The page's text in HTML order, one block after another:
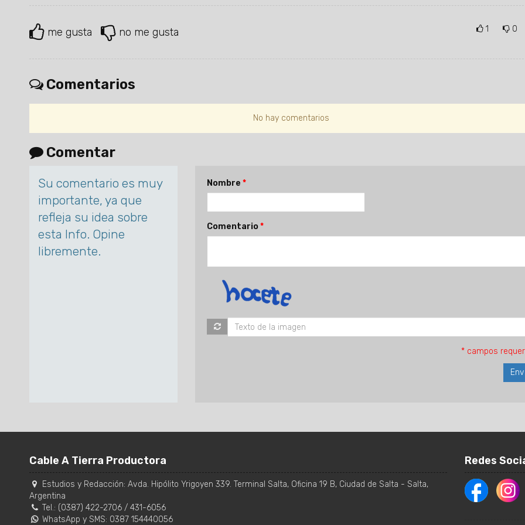
me gusta no me gusta 1 0
Comentarios
No hay comentarios
Comentar
Su comentario es muy
importante, ya que
refleja su idea sobre
esta Info. Opine
libremente.
Nombre
Comentario
* campos
Cable A Tierra Productora
Estudios y Redacción: Avda. Hipólito Yrigoyen 339. Terminal Salta, Oficina 19 B, Ciudad de Salta - Salta,
Argentina
Tel.: (0387) 422-2706 / 431-6056
WhatsApp y SMS: 0387 154440056
Redes